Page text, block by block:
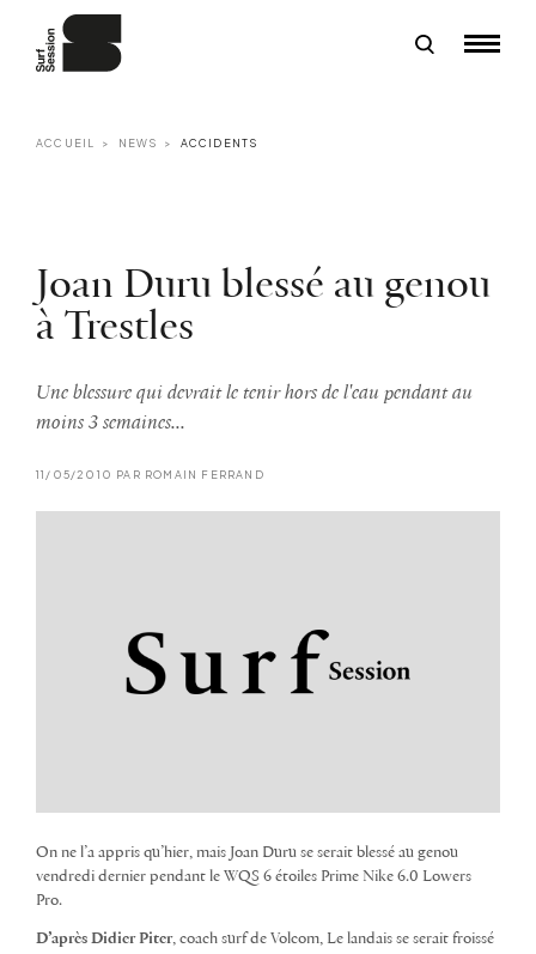
ACCUEIL NEWS ACCIDENTS
Joan Duru blessé au genou
à Trestles
Une blessure qui devrait le tenir hors de l'eau pendant au
moins 3 semaines...
11/05/2010 PAR ROMAIN FERRAND
On ne l’a appris qu’hier, mais Joan Duru se serait blessé au genou
vendredi dernier pendant le WQS 6 étoiles Prime Nike 6.0 Lowers
Pro.
D’après Didier Piter, coach surf de Volcom, Le landais se serait froissé